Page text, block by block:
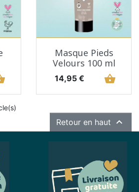
Masque Pieds
Velours 100 ml
Prix
14,95 € shopping_basket
Retour en haut 